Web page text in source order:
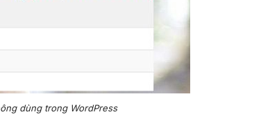
dùng trong WordPress